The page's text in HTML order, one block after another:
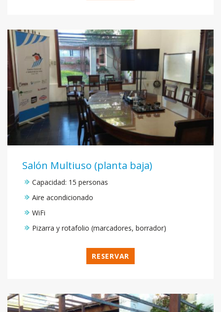
Salón Multiuso (planta baja)
Capacidad: 15 personas
Aire acondicionado
WiFi
Pizarra y rotafolio (marcadores, borrador)
RESERVAR